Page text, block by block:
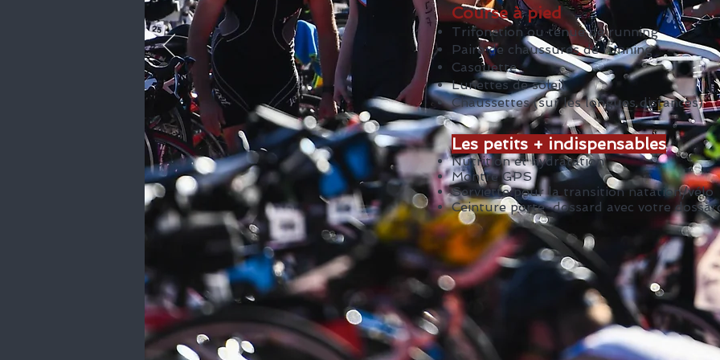
Course à pied
Trifonction ou tenue de running
Paire de chaussures de running
Casquette
Lunettes de soleil
Chaussettes (sur les longues distances)
Les petits + indispensables
Nutrition et hydratation
Montre GPS
Serviette pour la transition natation/vélo
Ceinture porte-dossard avec votre